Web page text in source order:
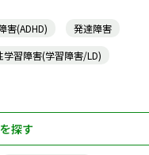
害(ADHD)
発達障害
学習障害(学習障害/LD)
探す